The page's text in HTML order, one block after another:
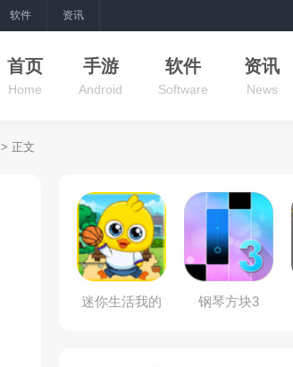
软件 资讯
首页
Home
手游
Android
软件
Software
资讯
News
> 正文
迷你生活我的
钢琴方块3